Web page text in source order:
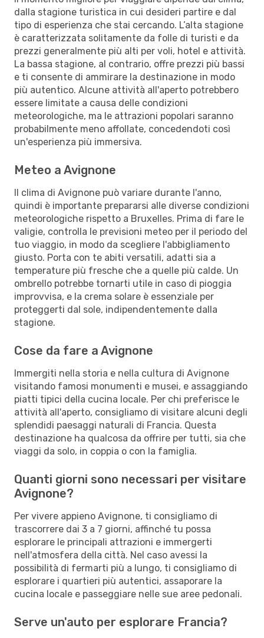
dalla stagione turistica in cui desideri partire e dal
tipo di esperienza che stai cercando. L’alta stagione
è caratterizzata solitamente da folle di turisti e da
prezzi generalmente più alti per voli, hotel e attività.
La bassa stagione, al contrario, offre prezzi più bassi
e ti consente di ammirare la destinazione in modo
più autentico. Alcune attività all'aperto potrebbero
essere limitate a causa delle condizioni
meteorologiche, ma le attrazioni popolari saranno
probabilmente meno affollate, concedendoti così
un'esperienza più immersiva.
Meteo a Avignone
Il clima di Avignone può variare durante l'anno,
quindi è importante prepararsi alle diverse condizioni
meteorologiche rispetto a Bruxelles. Prima di fare le
valigie, controlla le previsioni meteo per il periodo del
tuo viaggio, in modo da scegliere l'abbigliamento
giusto. Porta con te abiti versatili, adatti sia a
temperature più fresche che a quelle più calde. Un
ombrello potrebbe tornarti utile in caso di pioggia
improvvisa, e la crema solare è essenziale per
proteggerti dal sole, indipendentemente dalla
stagione.
Cose da fare a Avignone
Immergiti nella storia e nella cultura di Avignone
visitando famosi monumenti e musei, e assaggiando
piatti tipici della cucina locale. Per chi preferisce le
attività all'aperto, consigliamo di visitare alcuni degli
splendidi paesaggi naturali di Francia. Questa
destinazione ha qualcosa da offrire per tutti, sia che
viaggi da solo, in coppia o con la famiglia.
Quanti giorni sono necessari per visitare
Avignone?
Per vivere appieno Avignone, ti consigliamo di
trascorrere dai 3 a 7 giorni, affinché tu possa
esplorare le principali attrazioni e immergerti
nell'atmosfera della città. Nel caso avessi la
possibilità di fermarti più a lungo, ti consigliamo di
esplorare i quartieri più autentici, assaporare la
cucina locale e passeggiare nelle sue aree pedonali.
Serve un'auto per esplorare Francia?